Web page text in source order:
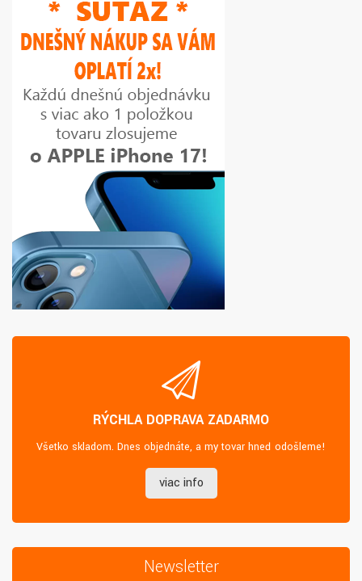
RÝCHLA DOPRAVA ZADARMO
Všetko skladom. Dnes objednáte, a my tovar hneď odošleme!
viac info
Newsletter